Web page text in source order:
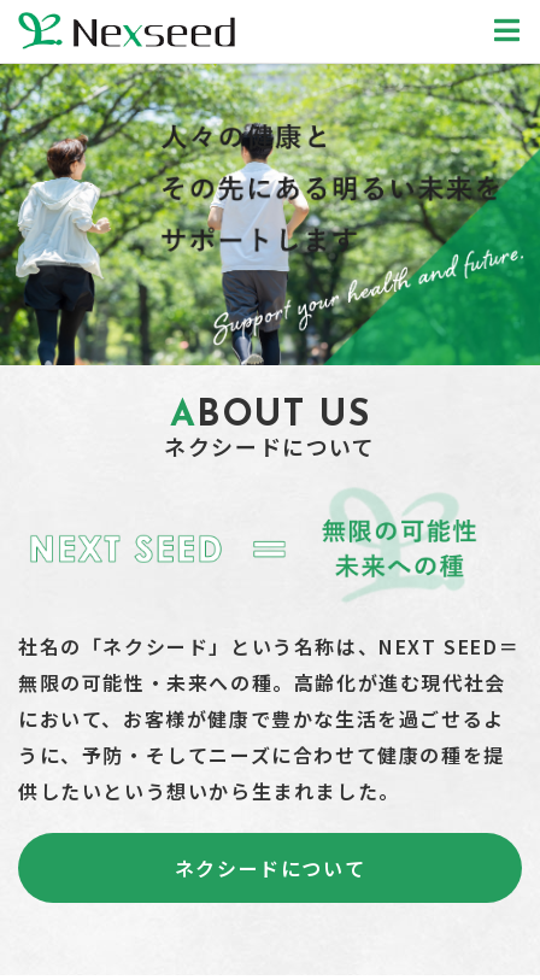
ABOUT US
ネクシードについて
社名の「ネクシード」という名称は、NEXT SEED＝
無限の可能性・未来への種。 高齢化が進む現代社会
において、お客様が健康で豊かな生活を過ごせるよ
うに、 予防・そしてニーズに合わせて健康の種を提
供したいという想いから生まれました。
ネクシードについて